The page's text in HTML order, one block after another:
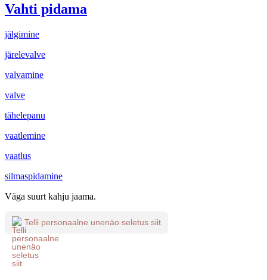
Vahti pidama
jälgimine
järelevalve
valvamine
valve
tähelepanu
vaatlemine
vaatlus
silmaspidamine
Väga suurt kahju jaama.
Telli personaalne unenäo seletus siit